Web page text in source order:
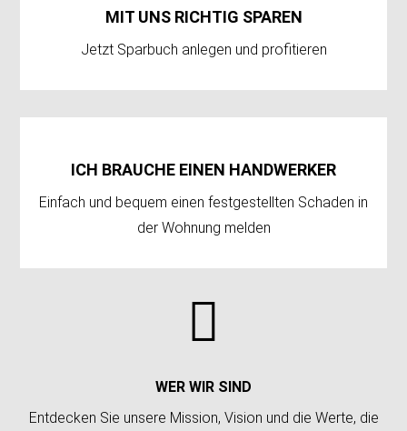
MIT UNS RICHTIG SPAREN
Jetzt Sparbuch anlegen und profitieren
ICH BRAUCHE EINEN HANDWERKER
Einfach und bequem einen festgestellten Schaden in
der Wohnung melden

WER WIR SIND
Entdecken Sie unsere Mission, Vision und die Werte, die